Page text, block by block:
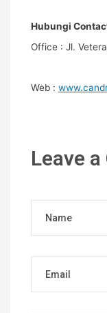
Hubungi
Office : Jl.
Web :
Leave
Name